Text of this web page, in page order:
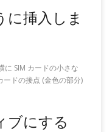
に挿入しま
SIM カードの小さな
ードの接点 (金色の部分)
ブにする